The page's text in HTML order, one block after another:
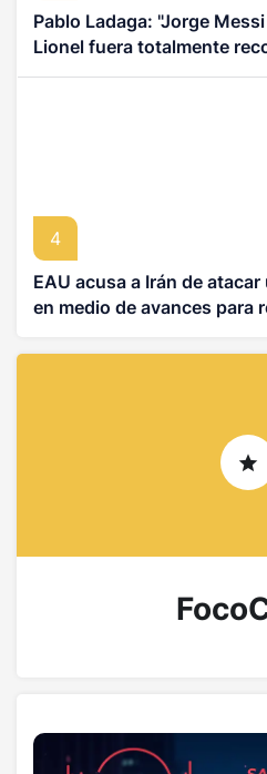
Pablo Ladaga: "Jorge
Lionel fuera totalmente
4
EAU acusa a Irán de
en medio de avances para